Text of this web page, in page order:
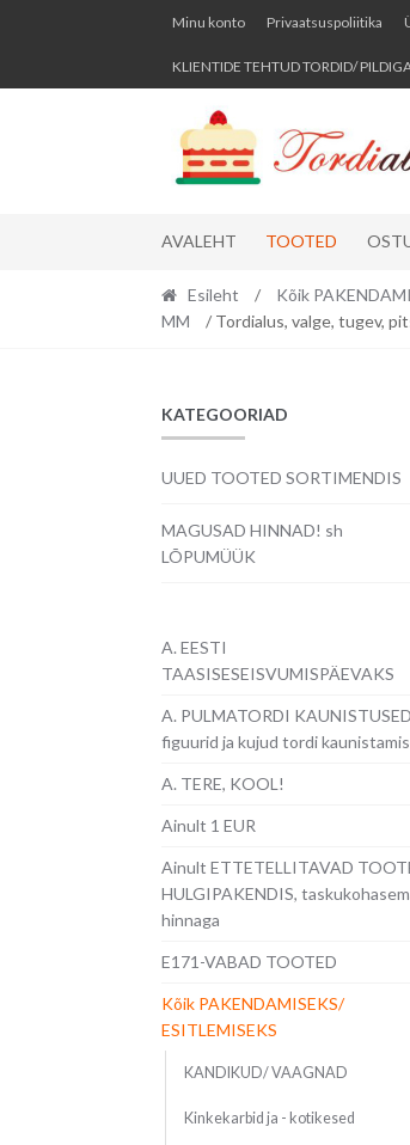
Skip
navigation
Skip
content
Minu konto Privaatsuspoliitika
KLIENTIDE TEHTUD TORDID/
AVALEHT TOOTED
Esileht / Kõik
MM
/ Tordialus, valge, tugev,
KATEGOORIAD
UUED TOOTED SORTIMENDIS
MAGUSAD HINNAD! sh
LÕPUMÜÜK
A. EESTI
TAASISESEISVUMISPÄEVAKS
A. PULMATORDI
figuurid ja kujud tordi
A. TERE, KOOL!
Ainult 1 EUR
Ainult ETTETELLITAVAD
HULGIPAKENDIS,
hinnaga
E171-VABAD TOOTED
Kõik PAKENDAMISEKS/
ESITLEMISEKS
KANDIKUD/ VAAGNAD
Kinkekarbid ja - kotikesed